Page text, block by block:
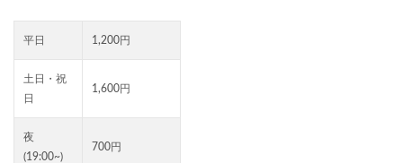
平日 1,200円
土日・祝
日
1,600円
夜
(19:00~)
700円